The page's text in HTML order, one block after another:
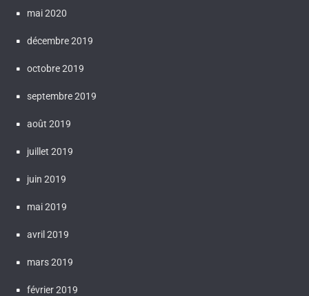
mai 2020
décembre 2019
octobre 2019
septembre 2019
août 2019
juillet 2019
juin 2019
mai 2019
avril 2019
mars 2019
février 2019